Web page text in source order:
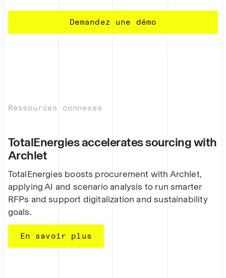
Demandez une démo
Ressources connexes
TotalEnergies accelerates sourcing with
Archlet
TotalEnergies boosts procurement with Archlet,
applying AI and scenario analysis to run smarter
RFPs and support digitalization and sustainability
goals.
En savoir plus